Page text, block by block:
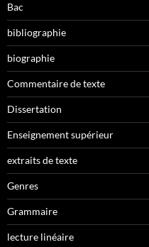
Bac
bibliographie
biographie
Commentaire de texte
Dissertation
Enseignement supérieur
extraits de texte
Genres
Grammaire
lecture linéaire